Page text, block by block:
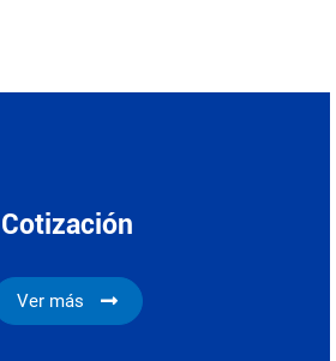
Cotización
Ver más